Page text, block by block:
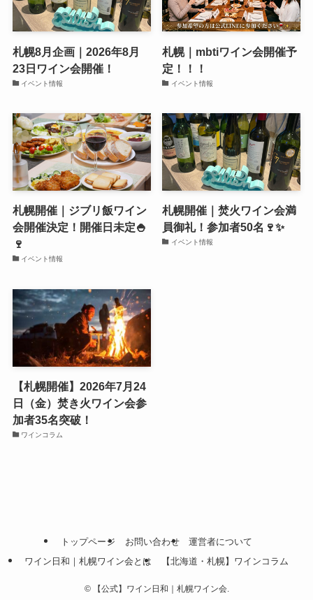
札幌8月企画｜2026年8月
23日ワイン会開催！
イベント情報
札幌｜mbtiワイン会開催予
定！！！
イベント情報
札幌開催｜ジブリ飯ワイン
会開催決定！開催日未定🍚
🍷
イベント情報
札幌開催｜焚火ワイン会満
員御礼！参加者50名🍷✨
イベント情報
【札幌開催】2026年7月24
日（金）焚き火ワイン会参
加者35名突破！
ワインコラム
トップページ お問い合わせ
運営者について
ワイン日和｜札幌ワイン会とは
【北海道・札幌】ワインコラム
©【公式】ワイン日和｜札幌ワイン会.